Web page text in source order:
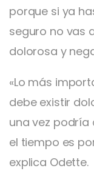
porque si ya
seguro no vas
dolorosa y
«Lo más
debe existir
una vez podría
el tiempo es
explica Odette.